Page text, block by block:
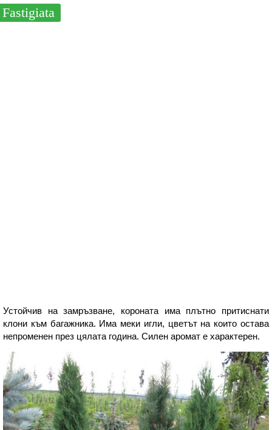
Fastigiata
Устойчив на замръзване, короната има плътно притиснати
клони към багажника. Има меки игли, цветът на които остава
непроменен през цялата година. Силен аромат е характерен.